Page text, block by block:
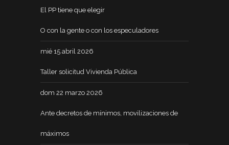
El PP tiene que elegir
O con la gente o con los especuladores
mié 15 abril 2026
Taller solicitud Vivienda Pública
dom 22 marzo 2026
Ante decretos de mínimos, movilizaciones de
máximos